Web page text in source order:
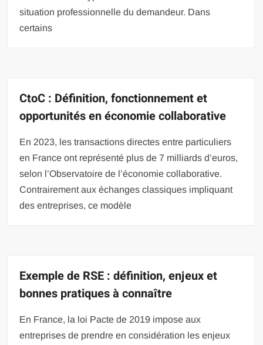
situation professionnelle du demandeur. Dans
certains
CtoC : Définition, fonctionnement et
opportunités en économie collaborative
En 2023, les transactions directes entre particuliers
en France ont représenté plus de 7 milliards d’euros,
selon l’Observatoire de l’économie collaborative.
Contrairement aux échanges classiques impliquant
des entreprises, ce modèle
Exemple de RSE : définition, enjeux et
bonnes pratiques à connaître
En France, la loi Pacte de 2019 impose aux
entreprises de prendre en considération les enjeux